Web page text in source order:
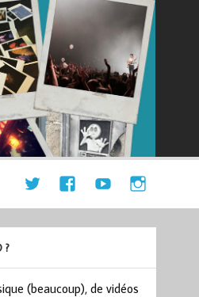
?
(beaucoup), de vidéos